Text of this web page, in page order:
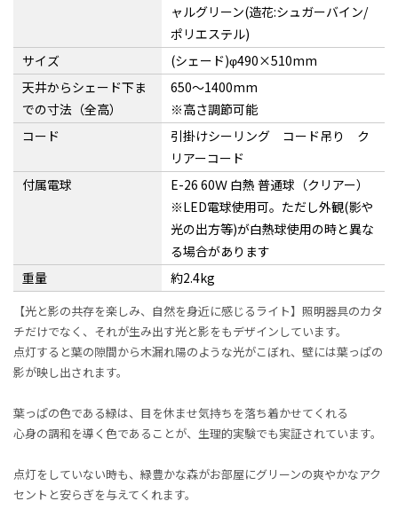
ャルグリーン(造花:シュガーバイン/
ポリエステル)
サイズ
(シェード)φ490×510mm
天井からシェード下ま
での寸法（全高）
650〜1400mm
※高さ調節可能
コード
引掛けシーリング コード吊り ク
リアーコード
付属電球
E-26 60Ｗ 白熱 普通球（クリアー）
※LED電球使用可。ただし外観(影や
光の出方等)が白熱球使用の時と異な
る場合があります
重量
約2.4kg
【光と影の共存を楽しみ、自然を身近に感じるライト】照明器具のカタ
チだけでなく、それが生み出す光と影をもデザインしています。
点灯すると葉の隙間から木漏れ陽のような光がこぼれ、壁には葉っぱの
影が映し出されます。
葉っぱの色である緑は、目を休ませ気持ちを落ち着かせてくれる
心身の調和を導く色であることが、生理的実験でも実証されています。
点灯をしていない時も、緑豊かな森がお部屋にグリーンの爽やかなアク
セントと安らぎを与えてくれます。